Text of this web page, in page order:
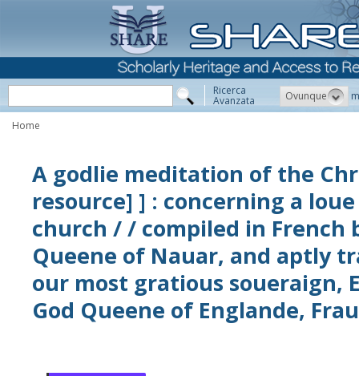
Ricerca
Avanzata Ovunque
Home
A godlie meditation of the
resource] ] : concerning a
church / / compiled in French
Queene of Nauar, and aptly
our most gratious soueraign,
God Queene of Englande,